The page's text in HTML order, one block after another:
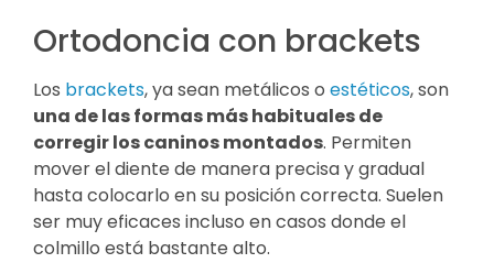
Ortodoncia con brackets
Los brackets, ya sean metálicos o estéticos, son
una de las formas más habituales de
corregir los caninos montados. Permiten
mover el diente de manera precisa y gradual
hasta colocarlo en su posición correcta. Suelen
ser muy eficaces incluso en casos donde el
colmillo está bastante alto.